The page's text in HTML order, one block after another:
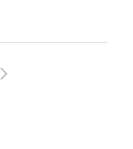
Go